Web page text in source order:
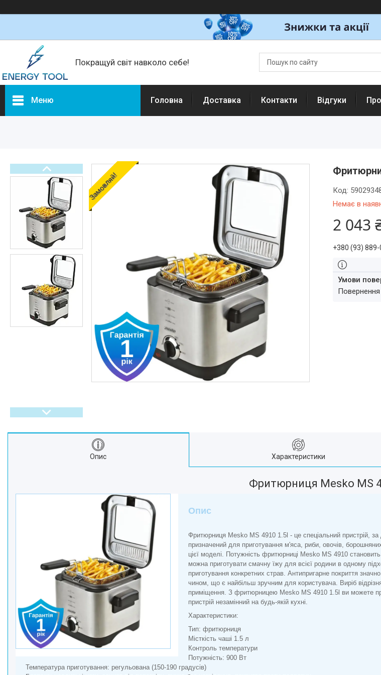
Покращуй світ навколо себе!
Меню
Техніка для кухні
Кліматична техніка
Товари для дому
Будівельне обладнання та
інструмент
Oбладнання та пристрої
Садово-паркова техніка
Дача, сад і город
Енергонезалежність
Активний відпочинок, туризм
та хобі
Краса та здоровʼя
Автотовари
Для тварин
Світ інструмента
Побутова Хімія
Головна Доставка Контакти Відгуки
Замовляй!
Немає в
Код:
2 043
+380 (93)
Опис Характеристики
Фритюрниця Mesko MS
Опис
Фритюрниця Mesko MS 4910 1.5l - це спеціальний пристрій,
призначений для приготування м'яса, риби, овочів,
цієї моделі. Потужність фритюрниці Mesko MS 4910
можна приготувати смачну їжу для всієї родини в одному
приготування конкретних страв. Антипригарне покриття
чином, що є найбільш зручним для користувача. Виріб
приміщення. З фритюрницею Mesko MS 4910 1.5l ви можете
пристрій незамінний на будь-якій кухні.
Характеристики:
Тип: фритюрниця
Місткість чаші 1.5 л
Контроль температури
Потужність: 900 Вт
Температура приготування: регульована (150-190 градусів)